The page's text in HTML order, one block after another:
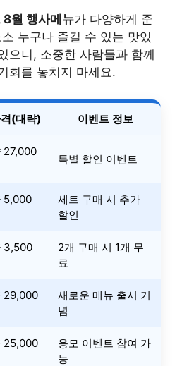
8월 행사메뉴가 다양하게 준
누구나 즐길 수 있는 맛있
으니, 소중한 사람들과 함께
회를 놓치지 마세요.
(대략) 이벤트 정보
27,000
특별 할인 이벤트
5,000
세트 구매 시 추가
할인
3,500
2개 구매 시 1개 무
료
29,000
새로운 메뉴 출시 기
념
25,000
응모 이벤트 참여 가
능